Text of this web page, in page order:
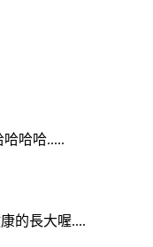
哈哈.....
的長大喔....